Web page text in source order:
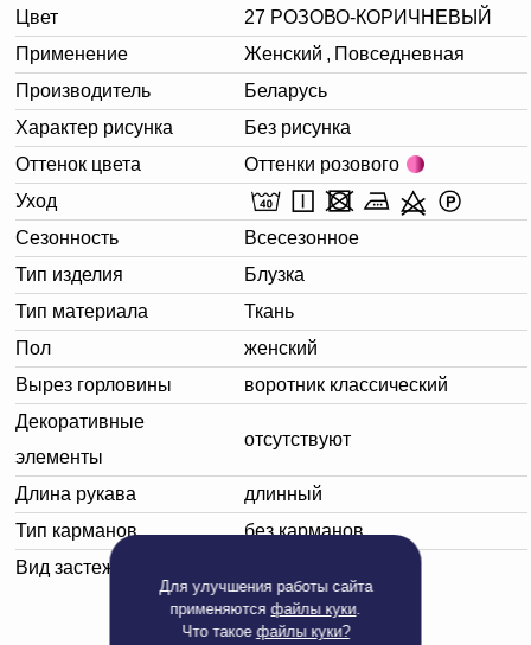
Для улучшения работы сайта
применяютсяфайлы куки.
Что такое файлы куки?
Цвет
27 РОЗОВО-КОРИЧНЕВЫЙ
Применение
Женский , Повседневная
Производитель
Беларусь
Характер рисунка
Без рисунка
Оттенок цвета
Оттенки розового
Уход
Сезонность
Всесезонное
Тип изделия
Блузка
Тип материала
Ткань
Пол
женский
Вырез горловины
воротник классический
Декоративные
элементы
отсутствуют
Длина рукава
длинный
Тип карманов
без карманов
Вид застежки